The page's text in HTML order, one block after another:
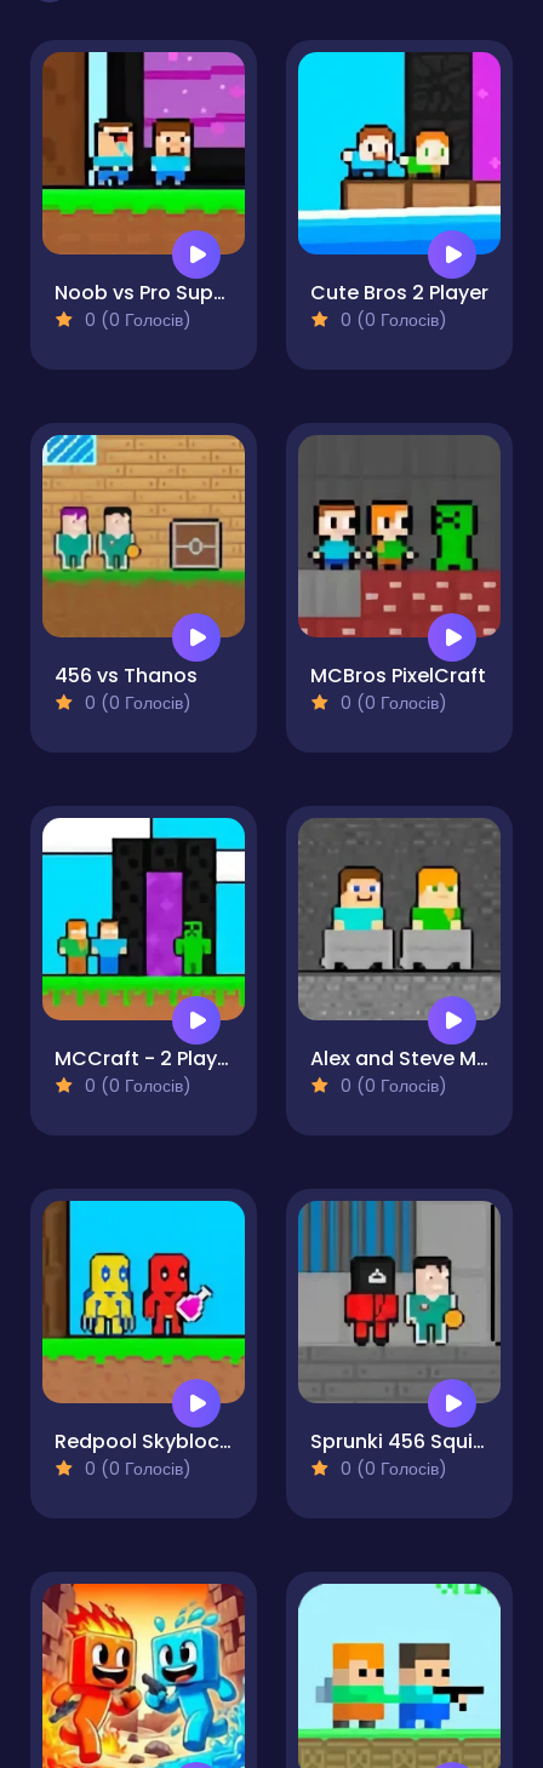
Noob vs Pro Super Hero
0 (0 Голосів)
Cute Bros 2 Player
0 (0 Голосів)
456 vs Thanos
0 (0 Голосів)
MCBros PixelCraft
0 (0 Голосів)
MCCraft - 2 Player
0 (0 Голосів)
Alex and Steve Miner Two-Player
0 (0 Голосів)
Redpool Skyblock 2 Player
0 (0 Голосів)
Sprunki 456 Squid Cookie
0 (0 Голосів)